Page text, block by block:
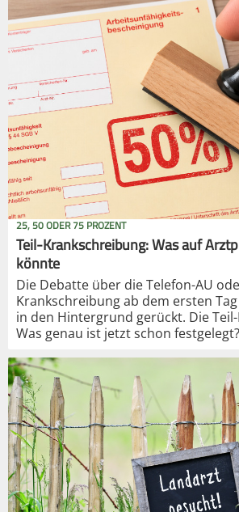
25, 50 ODER 75 PROZENT
Teil-Krankschreibung: Was auf
könnte
Die Debatte über die Telefon-AU
Krankschreibung ab dem ersten
in den Hintergrund gerückt. Die
Was genau ist jetzt schon festgelegt?